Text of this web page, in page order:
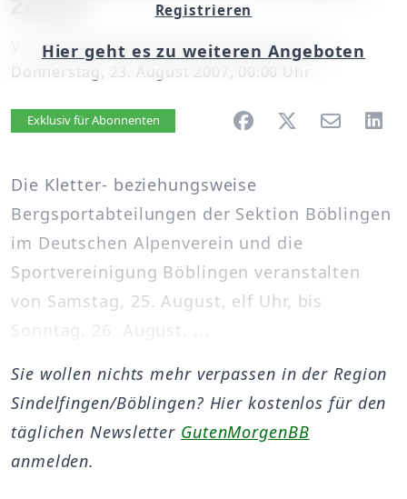
Vonunserem Mitarbeiter Georg Schramm
Donnerstag, 23. August 2007, 00:00 Uhr
Artikel vorlesen
Exklusiv für Abonnenten
Die Kletter- beziehungsweise
Bergsportabteilungen der Sektion Böblingen
im Deutschen Alpenverein und die
Sportvereinigung Böblingen veranstalten
von Samstag, 25. August, elf Uhr, bis
Sonntag, 26. August, ...
Registrieren
Hier geht es zu weiteren Angeboten
Sie wollen nichts mehr verpassen in der Region
Sindelfingen/Böblingen? Hier kostenlos für den
täglichen Newsletter GutenMorgenBB
anmelden.